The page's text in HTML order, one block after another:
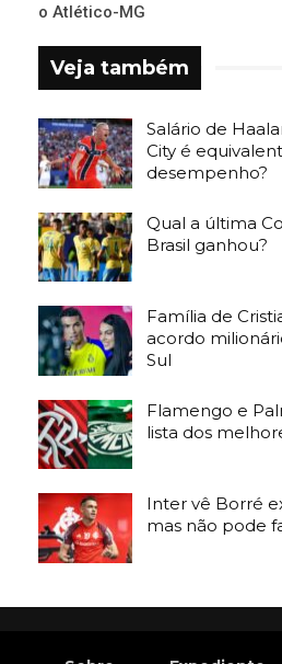
o Atlético-MG
Veja também
Salário de
City é
desempenho?
Qual a última
Brasil ganhou?
Família de
acordo
Sul
Flamengo e
lista dos
Inter vê Borré
mas não pode